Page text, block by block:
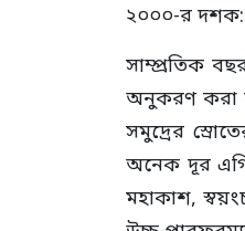
২০০০-র দশক:
সাম্প্রতিক
অনুকরণ করা
সমুদ্রের
অনেক দূর
মহাকাশ,